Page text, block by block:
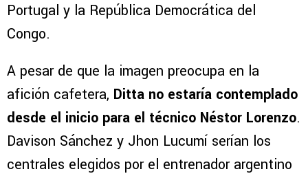
Portugal y la República Democrática del
Congo.
A pesar de que la imagen preocupa en la
afición cafetera, Ditta no estaría contemplado
desde el inicio para el técnico Néstor Lorenzo.
Davison Sánchez y Jhon Lucumí serían los
centrales elegidos por el entrenador argentino